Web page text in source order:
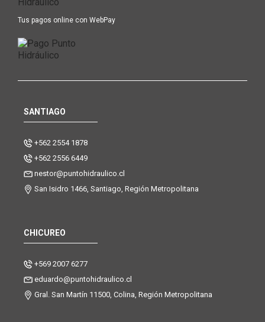
Tus pagos online con WebPay
SANTIAGO
+562 2554 1878
+562 2556 6449
nestor@puntohidraulico.cl
San Isidro 1466, Santiago, Región Metropolitana
CHICUREO
+569 2007 6277
eduardo@puntohidraulico.cl
Gral. San Martín 11500, Colina, Región Metropolitana